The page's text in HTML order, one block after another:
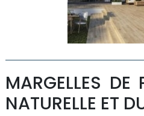
MARGELLES
NATURELLE ET